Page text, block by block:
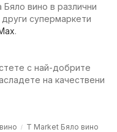
вино в различни
супермаркети
.
с най-добрите
на качествени
T Market Бяло вино